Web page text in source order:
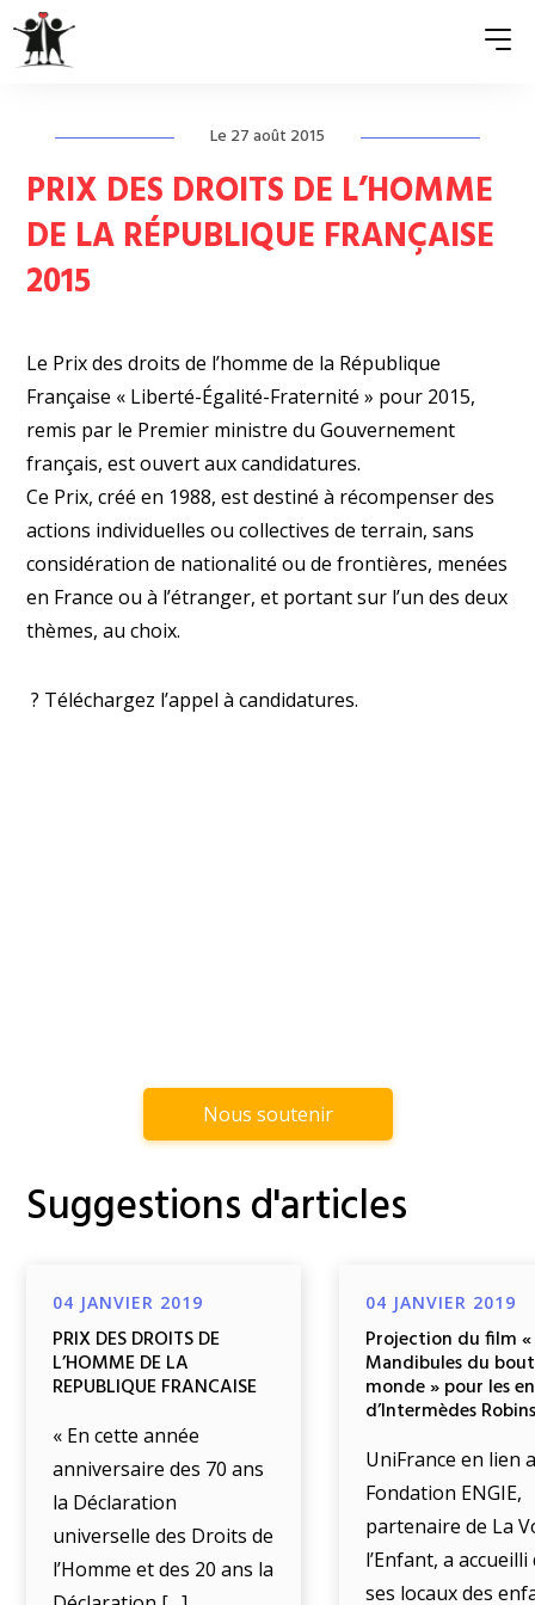
QUI SOMMES-NOUS ?
ASSOCIATIONS MEMBRES
ACTUALITÉS
PRESSE
Le 27 août 2015
PRIX DES DROITS DE L’HOMME
DE LA RÉPUBLIQUE FRANÇAISE
2015
Le Prix des droits de l’homme de la République
Française « Liberté-Égalité-Fraternité » pour 2015,
remis par le Premier ministre du Gouvernement
français, est ouvert aux candidatures.
Ce Prix, créé en 1988, est destiné à récompenser des
actions individuelles ou collectives de terrain, sans
considération de nationalité ou de frontières, menées
en France ou à l’étranger, et portant sur l’un des deux
thèmes, au choix.
? Téléchargez l’appel à candidatures.
Nous soutenir
Suggestions d'articles
04 JANVIER 2019
PRIX DES DROITS DE
L’HOMME DE LA
REPUBLIQUE FRANCAISE
« En cette année
anniversaire des 70 ans
la Déclaration
universelle des Droits de
l’Homme et des 20 ans la
04 JANVIER 2019
Projection du film «
Mandibules du
monde » pour les
d’Intermèdes
UniFrance en lien
Fondation ENGIE,
partenaire de La
l’Enfant, a accueilli
ses locaux des